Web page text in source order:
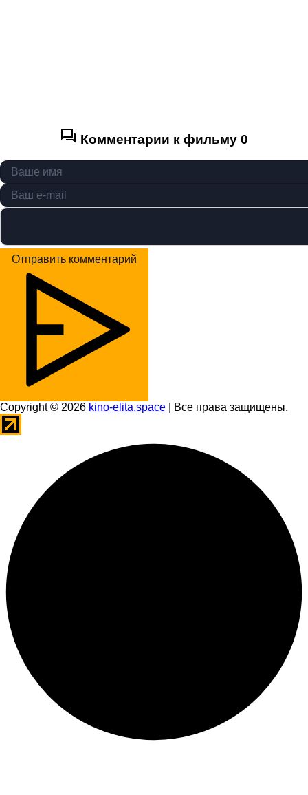
Комментарии к фильму 0
Отправить комментарий
Copyright © 2026 kino-elita.space | Все права защищены.